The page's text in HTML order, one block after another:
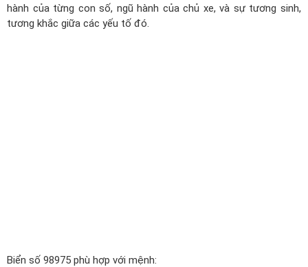
hành của từng con số, ngũ hành của chủ xe, và sự tương sinh,
tương khắc giữa các yếu tố đó.
Biển số 98975 phù hợp với mệnh: